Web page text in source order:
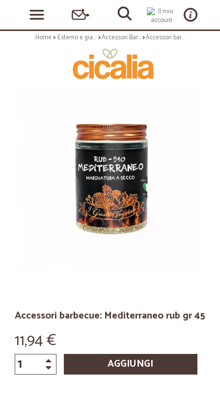
Home Esterno e giardino Accessori Barbecue Accessori barbecue: Mediterraneo rub gr 45
Accessori barbecue: Mediterraneo rub gr 45
11,94 €
AGGIUNGI